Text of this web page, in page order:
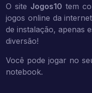
O site Jogos10 tem
jogos online da
de instalação, apenas
diversão!
Você pode jogar no
notebook.